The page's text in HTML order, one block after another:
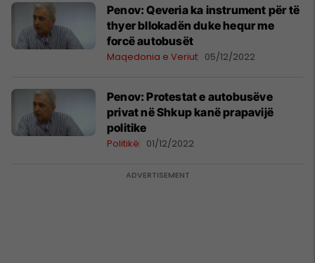
Penov: Qeveria ka instrument për të
thyer bllokadën duke hequr me
forcë autobusët
Maqedonia e Veriut 05/12/2022
Penov: Protestat e autobusëve
privat në Shkup kanë prapavijë
politike
Politikë 01/12/2022